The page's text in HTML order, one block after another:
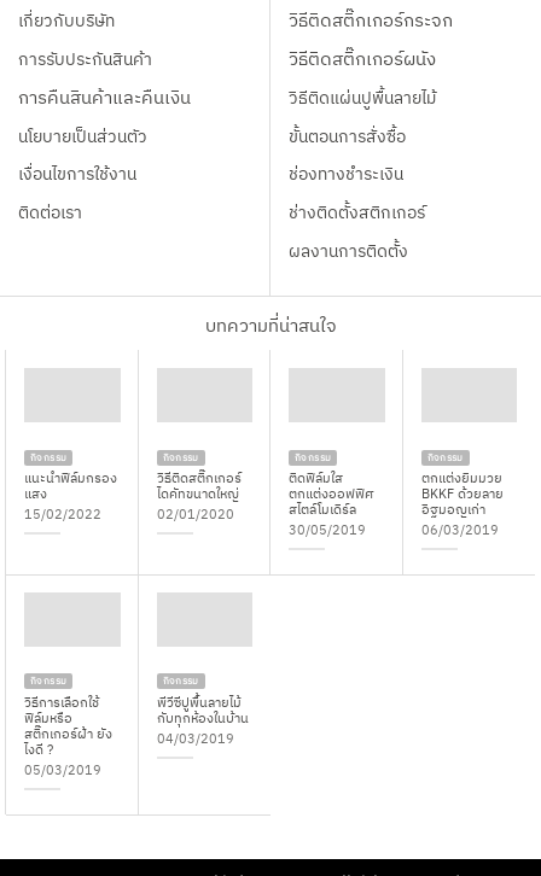
เกี่ยวกับบริษัท
การรับประกันสินค้า
การคืนสินค้าและคืนเงิน
นโยบายเป็นส่วนตัว
เงื่อนไขการใช้งาน
ติดต่อเรา
วิธีติดสติ๊กเกอร์กระจก
วิธีติดสติ๊กเกอร์ผนัง
วิธีติดแผ่นปูพื้นลายไม้
ขั้นตอนการสั่งซื้อ
ช่องทางชำระเงิน
ช่างติดตั้งสติกเกอร์
ผลงานการติดตั้ง
บทความที่น่าสนใจ
กิจกรรม
แนะนำฟิล์มกรอง
แสง
15/02/2022
กิจกรรม
วิธีติดสติ๊กเกอร์
ไดคัทขนาดใหญ่
02/01/2020
กิจกรรม
ติดฟิล์มใส
ตกแต่งออฟฟิศ
สไตล์โมเดิร์ล
30/05/2019
กิจกรรม
ตกแต่งยิมมวย
BKKF ด้วยลาย
อิฐมอญเก่า
06/03/2019
กิจกรรม
วิธีการเลือกใช้
ฟิล์มหรือ
สติ๊กเกอร์ฝ้า ยัง
ไงดี ?
05/03/2019
กิจกรรม
พีวีซีปูพื้นลายไม้
กับทุกห้องในบ้าน
04/03/2019